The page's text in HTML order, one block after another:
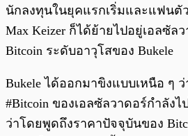
นักลงทุนในยุคแรกเริ่มและแฟนตั
Max Keizer ก็ได้ย้ายไปอยู่เอลซัล
Bitcoin ระดับอาวุโสของ Bukele
Bukele ได้ออกมาขิงแบบเหนือ ๆ
#Bitcoin ของเอลซัลวาดอร์กำลังไ
ว่าโดยพูดถึงราคาปัจจุบันของ